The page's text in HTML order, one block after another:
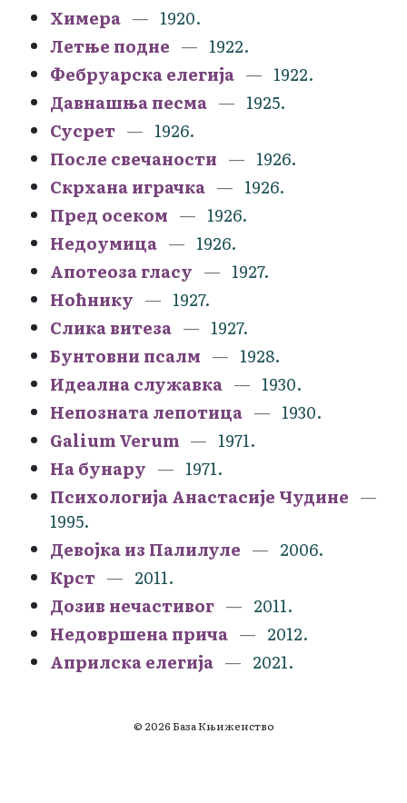
Химера
1920.
Летње подне
1922.
Фебруарска елегија
1922.
Давнашња песма
1925.
Сусрет
1926.
После свечаности
1926.
Скрхана играчка
1926.
Пред осеком
1926.
Недоумица
1926.
Апотеоза гласу
1927.
Ноћнику
1927.
Слика витеза
1927.
Бунтовни псалм
1928.
Идеална служавка
1930.
Непозната лепотица
1930.
Galium Verum
1971.
На бунару
1971.
Психологија Анастасије Чудине
1995.
Девојка из Палилуле
2006.
Крст
2011.
Дозив нечастивог
2011.
Недовршена прича
2012.
Априлска елегија
2021.
© 2026 База Књиженство